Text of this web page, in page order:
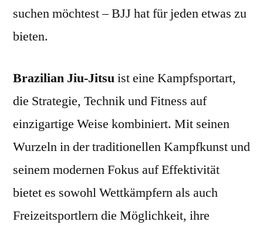
suchen möchtest – BJJ hat für jeden etwas zu
bieten.
Brazilian Jiu-Jitsuist eine Kampfsportart,
die Strategie, Technik und Fitness auf
einzigartige Weise kombiniert. Mit seinen
Wurzeln in der traditionellen Kampfkunst und
seinem modernen Fokus auf Effektivität
bietet es sowohl Wettkämpfern als auch
Freizeitsportlern die Möglichkeit, ihre